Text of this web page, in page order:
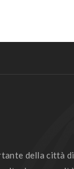
della città di